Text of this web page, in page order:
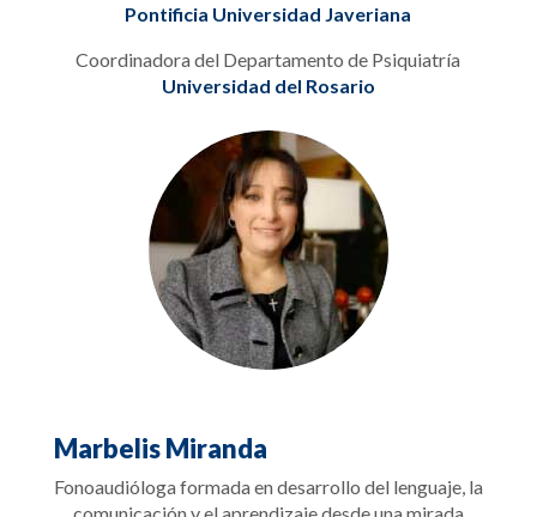
Pontificia Universidad Javeriana
Coordinadora del Departamento de Psiquiatría
Universidad del Rosario
Marbelis Miranda
Fonoaudióloga formada en desarrollo del lenguaje, la